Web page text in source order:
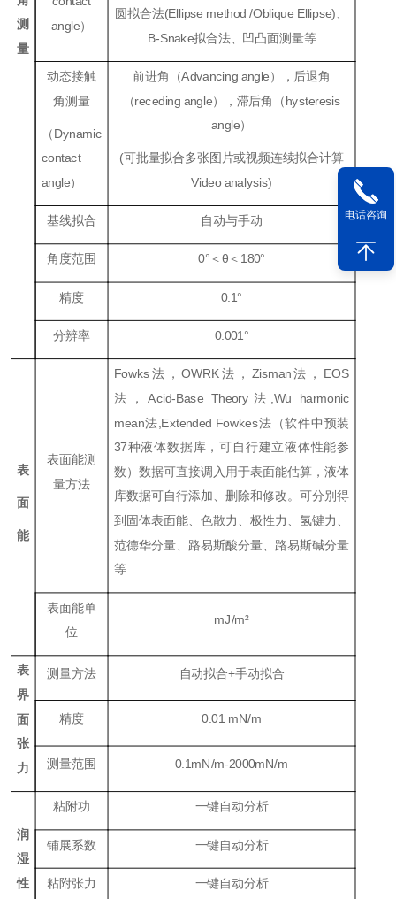
测
量
angle）
圆拟合法(Ellipse method /Oblique Ellipse)、
B-Snake拟合法、凹凸面测量等
动态接触
角测量
（Dynamic
contact
angle）
前进角（Advancing angle），后退角
（receding angle），滞后角（hysteresis
angle）
(可批量拟合多张图片或视频连续拟合计算
Video analysis)
基线拟合 自动与手动
角度范围 0°＜θ＜180°
精度 0.1°
分辨率 0.001°
表
面
能
表面能测
量方法
Fowks法，OWRK法，Zisman法，EOS
法，Acid-Base Theory法,Wu harmonic
mean法,Extended Fowkes法（软件中预装
37种液体数据库，可自行建立液体性能参
数）数据可直接调入用于表面能估算，液体
库数据可自行添加、删除和修改。可分别得
到固体表面能、色散力、极性力、氢键力、
范德华分量、路易斯酸分量、路易斯碱分量
等
表面能单
位
mJ/m²
表
界
面
张
力
测量方法 自动拟合+手动拟合
精度 0.01 mN/m
测量范围 0.1mN/m-2000mN/m
润
湿
性
粘附功 一键自动分析
铺展系数 一键自动分析
粘附张力 一键自动分析
电话咨询